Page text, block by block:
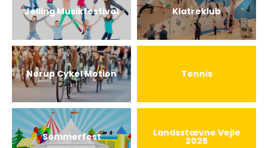
Jelling Musikfestival Klatreklub
Nørup Cykel Motion Tennis
Sommerfest Landsstævne Vejle
2025